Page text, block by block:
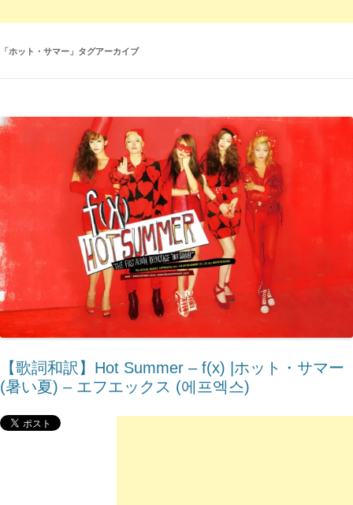
「ホット・サマー 」タグアーカイブ
【歌詞和訳】Hot Summer – ​f(x) |ホット・サマー
(暑い夏) – エフエックス (에프엑스)